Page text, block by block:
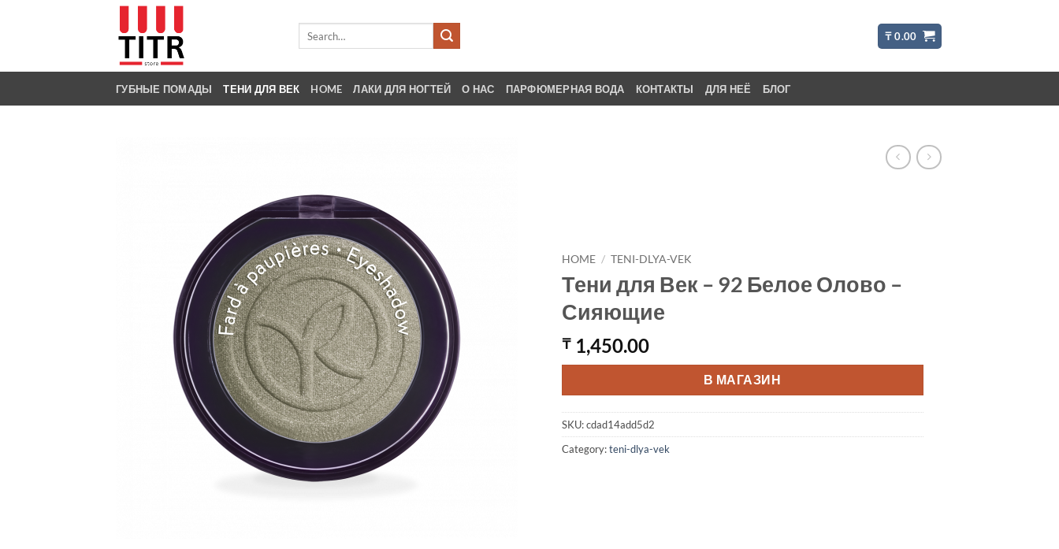
₸0.00
ГУБНЫЕ ПОМАДЫ ТЕНИ ДЛЯ ВЕК HOME ЛАКИ ДЛЯ НОГТЕЙ О НАС ПАРФЮМЕРНАЯ ВОДА КОНТАКТЫ ДЛЯ НЕЁ БЛОГ
HOME / TENI-DLYA-VEK
Тени для Век – 92 Белое Олово –
Сияющие
₸1,450.00
В МАГАЗИН
SKU:cdad14add5d2
Category:teni-dlya-vek